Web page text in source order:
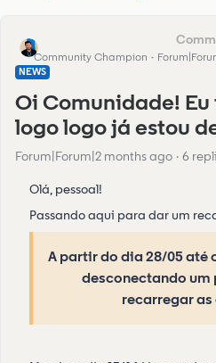
Bruno_LinkedIn Learning
Community Champion
NEWS
Oi Comunidade!
logo logo já estou
Forum|Forum|2 months ago 6
Olá, pessoal!
Passando aqui para dar um
A partir do dia 28/05 até
desconectando um
recarregar as